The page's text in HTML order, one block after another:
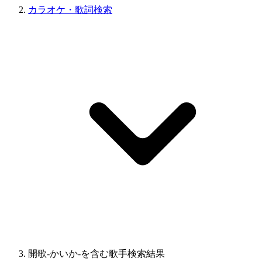
カラオケ・歌詞検索
開歌-かいか-を含む歌手検索結果